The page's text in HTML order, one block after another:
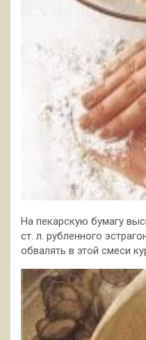
На пекарскую бумагу
ст. л. рубленного
обвалять в этой смеси